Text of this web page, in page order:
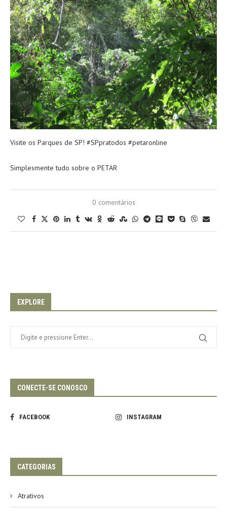
Visite os Parques de SP! #SPpratodos #petaronline
Simplesmente tudo sobre o PETAR
0 comentários
EXPLORE
CONECTE-SE CONOSCO
FACEBOOK INSTAGRAM
CATEGORIAS
Atrativos